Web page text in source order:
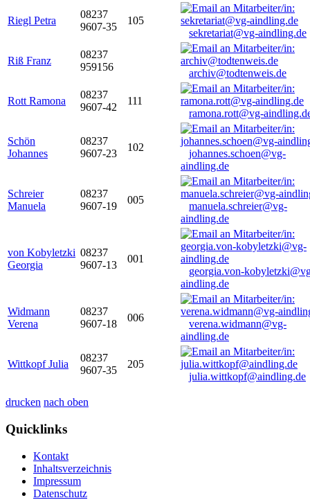
Riegl Petra
08237
9607-35
105
sekretariat@vg-aindling.de
Riß Franz
08237
959156
archiv@todtenweis.de
Rott Ramona
08237
9607-42
111
ramona.rott@vg-
Schön
Johannes
08237
9607-23
102
johannes.schoen@vg-
aindling.de
Schreier
Manuela
08237
9607-19
005
manuela.schreier@vg-
aindling.de
von Kobyletzki
Georgia
08237
9607-13
001
georgia.von-
aindling.de
Widmann
Verena
08237
9607-18
006
verena.widmann@vg-
aindling.de
Wittkopf Julia
08237
9607-35
205
julia.wittkopf@aindling.de
drucken nach oben
Quicklinks
Kontakt
Inhaltsverzeichnis
Impressum
Datenschutz